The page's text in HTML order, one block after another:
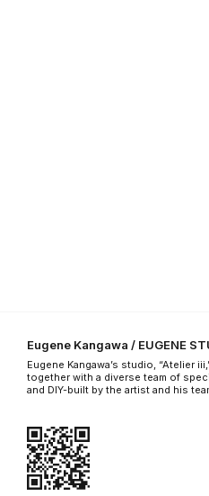
Eugene Kangawa / EUGENE
Eugene Kangawa’s studio, “Atelier
together with a diverse team of
and DIY-built by the artist and his